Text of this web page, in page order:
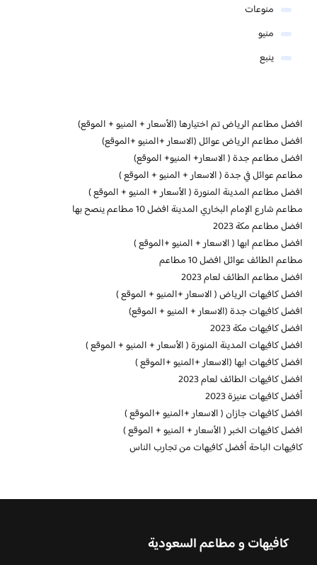
منوعات
منيو
ينبع
افضل مطاعم الرياض تم اختيارها (الأسعار + المنيو + الموقع)
افضل مطاعم الرياض عوائل (الاسعار +المنيو +الموقع)
افضل مطاعم جدة ( الاسعار+ المنيو+ الموقع)
مطاعم عوائل في جدة ( الاسعار + المنيو + الموقع )
افضل مطاعم المدينة المنورة ( الأسعار + المنيو + الموقع )
مطاعم شارع الإمام البخاري المدينة افضل 10 مطاعم ينصح بها
افضل مطاعم مكة 2023
افضل مطاعم ابها ( الاسعار + المنيو +الموقع )
مطاعم الطائف عوائل افضل 10 مطاعم
افضل مطاعم الطائف لعام 2023
افضل كافيهات الرياض ( الاسعار +المنيو + الموقع )
افضل كافيهات جدة (الاسعار + المنيو + الموقع)
افضل كافيهات مكة 2023
افضل كافيهات المدينة المنورة ( الأسعار + المنيو + الموقع )
افضل كافيهات ابها (الاسعار +المنيو +الموقع )
افضل كافيهات الطائف لعام 2023
أفضل كافيهات عنيزة 2023
افضل كافيهات جازان ( الاسعار +المنيو +الموقع )
افضل كافيهات الخبر ( الأسعار + المنيو + الموقع )
كافيهات الباحة أفضل كافيهات من تجارب الناس
كافيهات و مطاعم السعودية